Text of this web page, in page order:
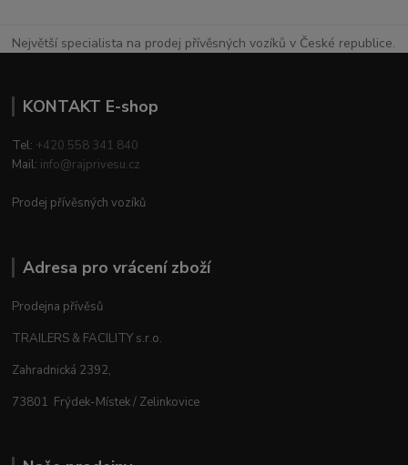
Největší specialista na prodej přívěsných vozíků v České republice.
KONTAKT E-shop
Tel: +420 558 341 840
Mail: info@rajprivesu.cz
Prodej přívěsných vozíků
Adresa pro vrácení zboží
Prodejna přívěsů
TRAILERS & FACILITY s.r.o.
Zahradnická 2392,
73801 Frýdek-Místek / Zelinkovice